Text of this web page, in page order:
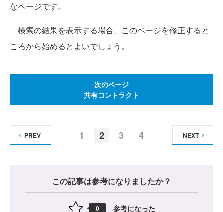
なページです。
検索の結果を表示する場合、このページを修正すると
ころから始めるとよいでしょう。
次のページ
共有コントラクト
1 2 3 4
PREV NEXT
この記事は参考になりましたか？
0 参考になった